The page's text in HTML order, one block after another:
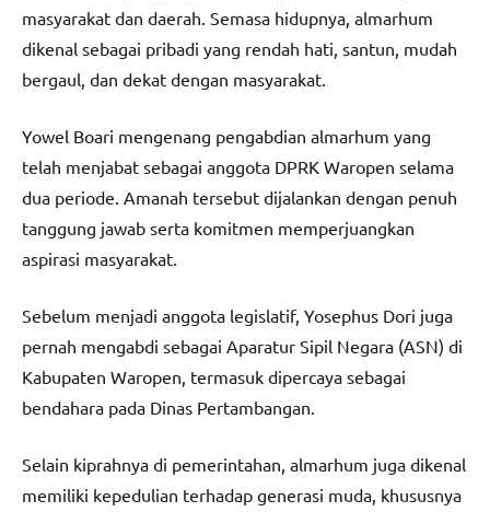
masyarakat dan daerah. Semasa hidupnya, almarhum
dikenal sebagai pribadi yang rendah hati, santun, mudah
bergaul, dan dekat dengan masyarakat.
Yowel Boari mengenang pengabdian almarhum yang
telah menjabat sebagai anggota DPRK Waropen selama
dua periode. Amanah tersebut dijalankan dengan penuh
tanggung jawab serta komitmen memperjuangkan
aspirasi masyarakat.
Sebelum menjadi anggota legislatif, Yosephus Dori juga
pernah mengabdi sebagai Aparatur Sipil Negara (ASN) di
Kabupaten Waropen, termasuk dipercaya sebagai
bendahara pada Dinas Pertambangan.
Selain kiprahnya di pemerintahan, almarhum juga dikenal
memiliki kepedulian terhadap generasi muda, khususnya